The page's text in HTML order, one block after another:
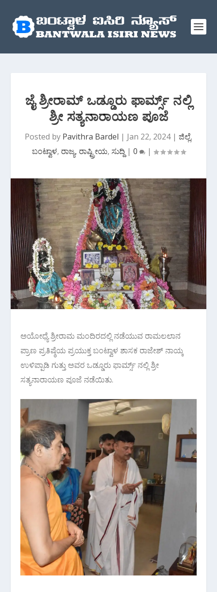
ಜೈ ಶ್ರೀರಾಮ್ ಒಡ್ಡೂರು ಫಾರ್ಮ್ಸ್ ನಲ್ಲಿ
ಶ್ರೀ ಸತ್ಯನಾರಾಯಣ ಪೂಜೆ
Posted by Pavithra Bardel | Jan 22, 2024| ಜಿಲ್ಲೆ,
ಬಂಟ್ವಾಳ, ರಾಜ್ಯ, ರಾಷ್ಟ್ರೀಯ, ಸುದ್ದಿ | 0 |
ಅಯೋಧ್ಯೆ ಶ್ರೀರಾಮ ಮಂದಿರದಲ್ಲಿ ನಡೆಯುವ ರಾಮಲಲಾನ
ಪ್ರಾಣ ಪ್ರತಿಷ್ಠೆಯ ಪ್ರಯುಕ್ತ ಬಂಟ್ವಾಳ ಶಾಸಕ ರಾಜೇಶ್‌ ನಾಯ್ಕ
ಉಳಿಪ್ಪಾಡಿ ಗುತ್ತು ಅವರ ಒಡ್ಡೂರು ಫಾರ್ಮ್ಸ್ ನಲ್ಲಿ ಶ್ರೀ
ಸತ್ಯನಾರಾಯಣ ಪೂಜೆ ನಡೆಯಿತು.